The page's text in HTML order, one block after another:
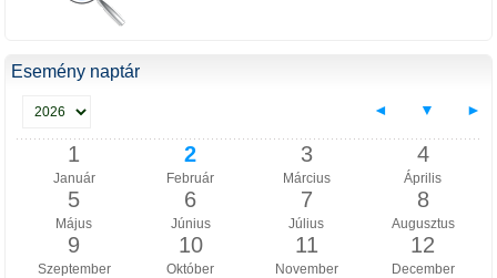
Esemény naptár
◄ ▼ ►
1
Január
2
Február
3
Március
4
Április
5
Május
6
Június
7
Július
8
Augusztus
9
Szeptember
10
Október
11
November
12
December